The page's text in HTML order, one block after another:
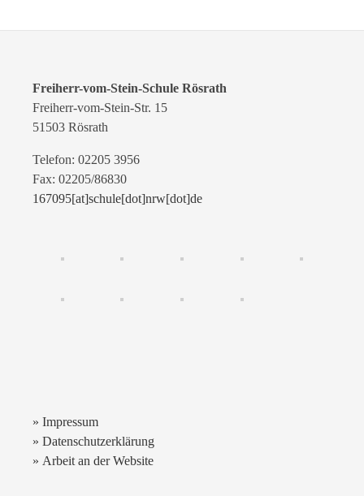
Freiherr-vom-Stein-Schule Rösrath
Freiherr-vom-Stein-Str. 15
51503 Rösrath
Telefon: 02205 3956
Fax: 02205/86830
167095[at]schule[dot]nrw[dot]de
» Impressum
» Datenschutzerklärung
» Arbeit an der Website